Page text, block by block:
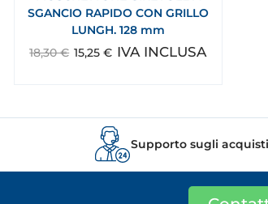
SGANCIO RAPIDO CON GRILLO
LUNGH. 128 mm
18,30€ 15,25€ IVA INCLUSA
Supporto sugli acquisti